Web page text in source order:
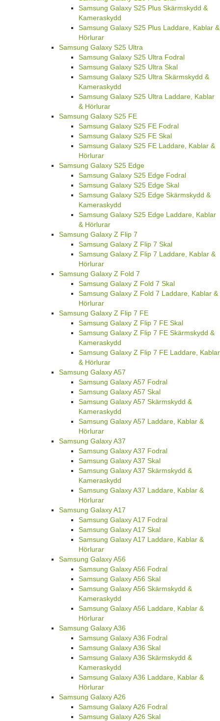
Samsung Galaxy S25 Plus Skärmskydd &
Kameraskydd
Samsung Galaxy S25 Plus Laddare, Kablar &
Hörlurar
Samsung Galaxy S25 Ultra
Samsung Galaxy S25 Ultra Fodral
Samsung Galaxy S25 Ultra Skal
Samsung Galaxy S25 Ultra Skärmskydd &
Kameraskydd
Samsung Galaxy S25 Ultra Laddare, Kablar
& Hörlurar
Samsung Galaxy S25 FE
Samsung Galaxy S25 FE Fodral
Samsung Galaxy S25 FE Skal
Samsung Galaxy S25 FE Laddare, Kablar &
Hörlurar
Samsung Galaxy S25 Edge
Samsung Galaxy S25 Edge Fodral
Samsung Galaxy S25 Edge Skal
Samsung Galaxy S25 Edge Skärmskydd &
Kameraskydd
Samsung Galaxy S25 Edge Laddare, Kablar
& Hörlurar
Samsung Galaxy Z Flip 7
Samsung Galaxy Z Flip 7 Skal
Samsung Galaxy Z Flip 7 Laddare, Kablar &
Hörlurar
Samsung Galaxy Z Fold 7
Samsung Galaxy Z Fold 7 Skal
Samsung Galaxy Z Fold 7 Laddare, Kablar &
Hörlurar
Samsung Galaxy Z Flip 7 FE
Samsung Galaxy Z Flip 7 FE Skal
Samsung Galaxy Z Flip 7 FE Skärmskydd &
Kameraskydd
Samsung Galaxy Z Flip 7 FE Laddare, Kablar
& Hörlurar
Samsung Galaxy A57
Samsung Galaxy A57 Fodral
Samsung Galaxy A57 Skal
Samsung Galaxy A57 Skärmskydd &
Kameraskydd
Samsung Galaxy A57 Laddare, Kablar &
Hörlurar
Samsung Galaxy A37
Samsung Galaxy A37 Fodral
Samsung Galaxy A37 Skal
Samsung Galaxy A37 Skärmskydd &
Kameraskydd
Samsung Galaxy A37 Laddare, Kablar &
Hörlurar
Samsung Galaxy A17
Samsung Galaxy A17 Fodral
Samsung Galaxy A17 Skal
Samsung Galaxy A17 Laddare, Kablar &
Hörlurar
Samsung Galaxy A56
Samsung Galaxy A56 Fodral
Samsung Galaxy A56 Skal
Samsung Galaxy A56 Skärmskydd &
Kameraskydd
Samsung Galaxy A56 Laddare, Kablar &
Hörlurar
Samsung Galaxy A36
Samsung Galaxy A36 Fodral
Samsung Galaxy A36 Skal
Samsung Galaxy A36 Skärmskydd &
Kameraskydd
Samsung Galaxy A36 Laddare, Kablar &
Hörlurar
Samsung Galaxy A26
Samsung Galaxy A26 Fodral
Samsung Galaxy A26 Skal